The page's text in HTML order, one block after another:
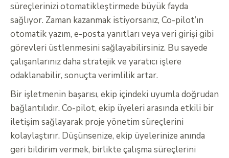
süreçlerinizi otomatikleştirmede büyük fayda
sağlıyor. Zaman kazanmak istiyorsanız, Co-pilot’ın
otomatik yazım, e-posta yanıtları veya veri girişi gibi
görevleri üstlenmesini sağlayabilirsiniz. Bu sayede
çalışanlarınız daha stratejik ve yaratıcı işlere
odaklanabilir, sonuçta verimlilik artar.
Bir işletmenin başarısı, ekip içindeki uyumla doğrudan
bağlantılıdır. Co-pilot, ekip üyeleri arasında etkili bir
iletişim sağlayarak proje yönetim süreçlerini
kolaylaştırır. Düşünsenize, ekip üyelerinize anında
geri bildirim vermek, birlikte çalışma süreçlerini